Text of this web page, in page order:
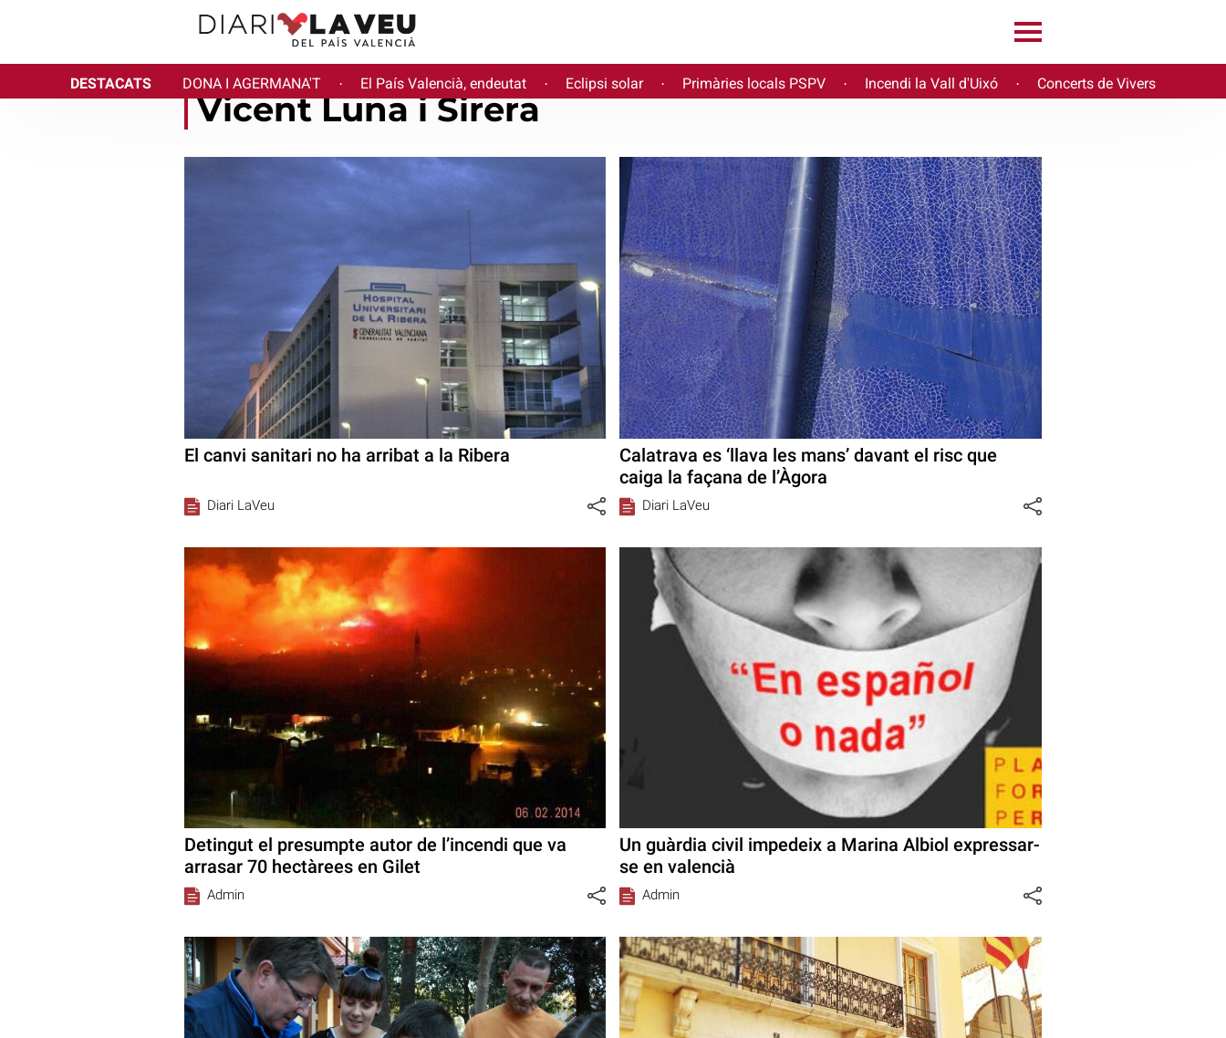
DESTACATS DONA I AGERMANA'T · El País Valencià, endeutat · Eclipsi solar · Primàries locals PSPV · Incendi la Vall d'Uixó · Concerts de Vivers
Vicent Luna i Sirera
El canvi sanitari no ha arribat a la Ribera
Diari LaVeu
Calatrava es ‘llava les mans’ davant el risc que
caiga la façana de l’Àgora
Diari LaVeu
Detingut el presumpte autor de l’incendi que va
arrasar 70 hectàrees en Gilet
Admin
Un guàrdia civil impedeix a Marina Albiol expressar-
se en valencià
Admin